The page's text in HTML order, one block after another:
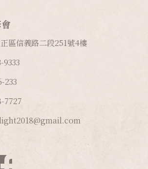
區信義路二段251號4樓
9333
233
7727